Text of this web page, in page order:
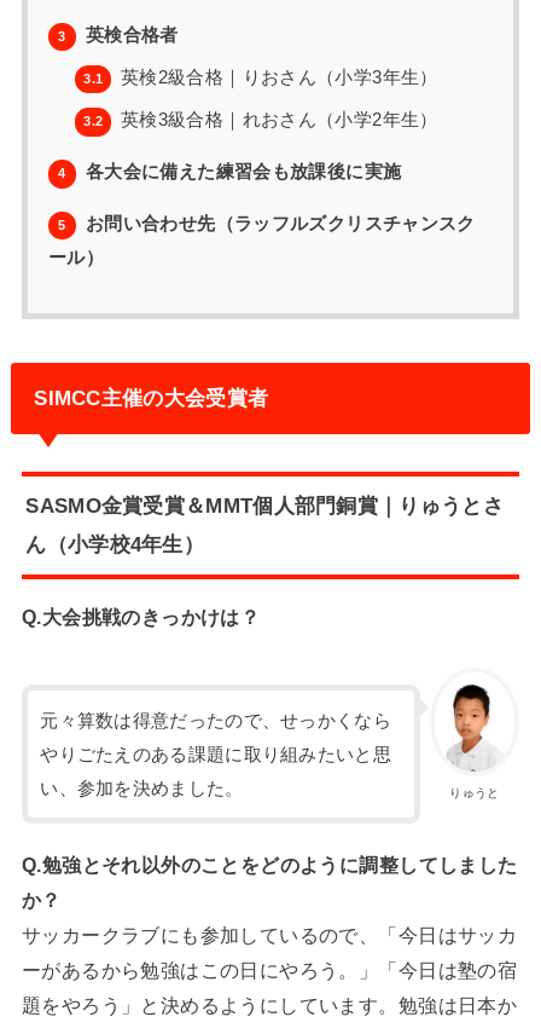
3 英検合格者
3.1 英検2級合格｜りおさん（小学3年生）
3.2 英検3級合格｜れおさん（小学2年生）
4 各大会に備えた練習会も放課後に実施
5
お問い合わせ先（ラッフルズクリスチャンスク
ール）
SIMCC主催の大会受賞者
SASMO金賞受賞＆MMT個人部門銅賞｜りゅうとさ
ん（小学校4年生）
Q.大会挑戦のきっかけは？
りゅうと
元々算数は得意だったので、せっかくなら
やりごたえのある課題に取り組みたいと思
い、参加を決めました。
Q.勉強とそれ以外のことをどのように調整してしました
か？
サッカークラブにも参加しているので、「今日はサッカ
ーがあるから勉強はこの日にやろう。」「今日は塾の宿
題をやろう」と決めるようにしています。勉強は日本か